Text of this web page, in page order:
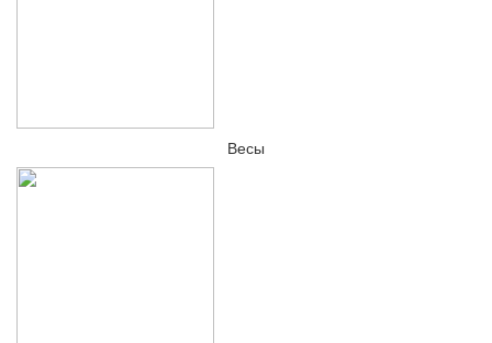
Весы